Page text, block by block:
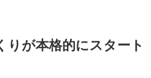
りが本格的にスタート